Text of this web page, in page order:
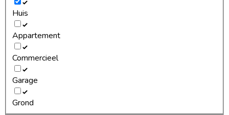
Huis
Appartement
Commercieel
Garage
Grond